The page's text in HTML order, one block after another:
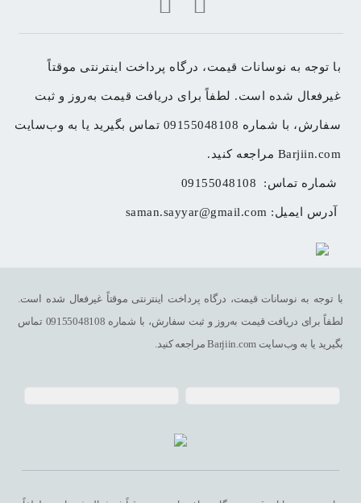
Barjiin.com مراجعه کنید.
شماره تماس: 09155048108
آدرس ایمیل: saman.sayyar@gmail.com
با توجه به نوسانات قیمت، درگاه پرداخت اینترنتی موقتاً غیرفعال شده است.
لطفاً برای دریافت قیمت به‌روز و ثبت سفارش، با شماره 09155048108 تماس
بگیرید یا به وب‌سایت Barjiin.com مراجعه کنید.